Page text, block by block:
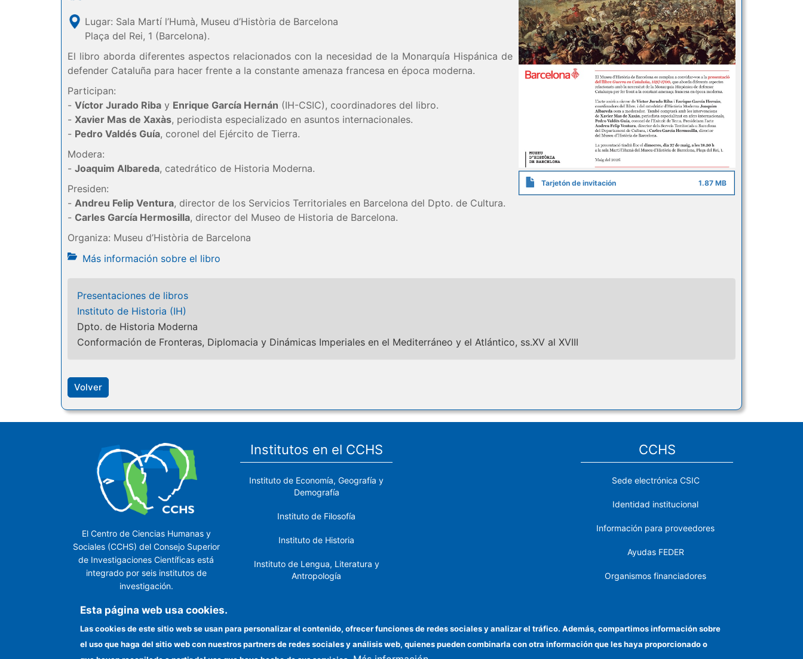
Lugar: Sala Martí l’Humà, Museu d’Història de Barcelona
Plaça del Rei, 1 (Barcelona).
El libro aborda diferentes aspectos relacionados con la necesidad de la Monarquía Hispánica de
defender Cataluña para hacer frente a la constante amenaza francesa en época moderna.
Participan:
- Víctor Jurado Riba y Enrique García Hernán (IH-CSIC), coordinadores del libro.
- Xavier Mas de Xaxàs, periodista especializado en asuntos internacionales.
- Pedro Valdés Guía, coronel del Ejército de Tierra.
Modera:
- Joaquim Albareda, catedrático de Historia Moderna.
Presiden:
- Andreu Felip Ventura, director de los Servicios Territoriales en Barcelona del Dpto. de Cultura.
- Carles García Hermosilla, director del Museo de Historia de Barcelona.
Organiza: Museu d’Història de Barcelona
Tarjetón de invitación 1.87 MB
Más información sobre el libro
Presentaciones de libros
Instituto de Historia (IH)
Dpto. de Historia Moderna
Conformación de Fronteras, Diplomacia y Dinámicas Imperiales en el Mediterráneo y el Atlántico, ss.XV al XVIII
Volver
El Centro de Ciencias Humanas y
Sociales (CCHS) del Consejo Superior
de Investigaciones Científicas está
integrado por seis institutos de
investigación.
Institutos en el CCHS
Instituto de Economía, Geografía y
Demografía
Instituto de Filosofía
Instituto de Historia
Instituto de Lengua, Literatura y
Antropología
Próximo
Instituto de Políticas y Bienes
CCHS
Sede electrónica CSIC
Identidad institucional
Información para proveedores
Ayudas FEDER
Organismos financiadores
Cómo llegar
Esta página web usa cookies.
Las cookies de este sitio web se usan para personalizar el contenido, ofrecer funciones de redes sociales y analizar el tráfico. Además, compartimos información sobre
el uso que haga del sitio web con nuestros partners de redes sociales y análisis web, quienes pueden combinarla con otra información que les haya proporcionado o